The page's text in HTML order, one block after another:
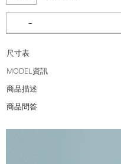
尺寸表
MODEL資訊
商品描述
商品問答